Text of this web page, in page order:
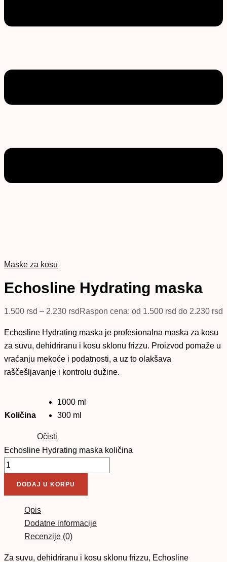
Maske za kosu
Echosline Hydrating maska
1.500 rsd – 2.230 rsd Raspon cena: od 1.500 rsd do 2.230 rsd
Echosline Hydrating maska je profesionalna maska za kosu
za suvu, dehidriranu i kosu sklonu frizzu. Proizvod pomaže u
vraćanju mekoće i podatnosti, a uz to olakšava
raščešljavanje i kontrolu dužine.
Količina
1000 ml
300 ml
Očisti
Echosline Hydrating maska količina
DODAJ U KORPU
Opis
Dodatne informacije
Recenzije (0)
Za suvu, dehidriranu i kosu sklonu frizzu, Echosline